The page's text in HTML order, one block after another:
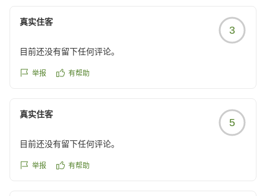
reviewId=33123478656441
真实住客
3
目前还没有留下任何评论。
举报 有帮助
真实住客
5
目前还没有留下任何评论。
举报 有帮助